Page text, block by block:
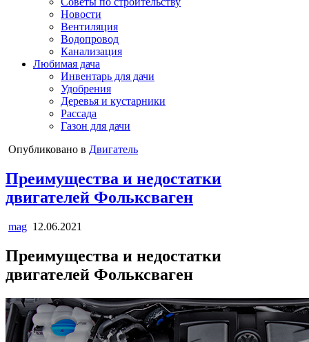
Новости
Вентиляция
Водопровод
Канализация
Любимая дача
Инвентарь для дачи
Удобрения
Деревья и кустарники
Рассада
Газон для дачи
Опубликовано в Двигатель
Преимущества и недостатки
двигателей Фольксваген
mag 12.06.2021
Преимущества и недостатки
двигателей Фольксваген